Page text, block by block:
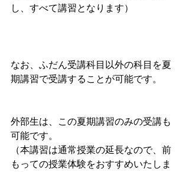
し、すべて講習となります）
なお、ふだん受講科目以外の科目を夏
期講習で受講することが可能です。
外部生は、この夏期講習のみの受講も
可能です。
（本講習は通常授業の延長なので、前
もっての授業体験をおすすめいたしま